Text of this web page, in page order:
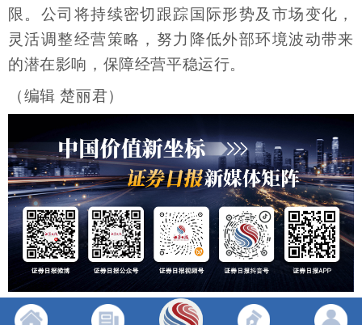
限。公司将持续密切跟踪国际形势及市场变化，
灵活调整经营策略，努力降低外部环境波动带来
的潜在影响，保障经营平稳运行。
（编辑 楚丽君）